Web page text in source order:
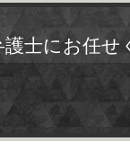
士にお任せ